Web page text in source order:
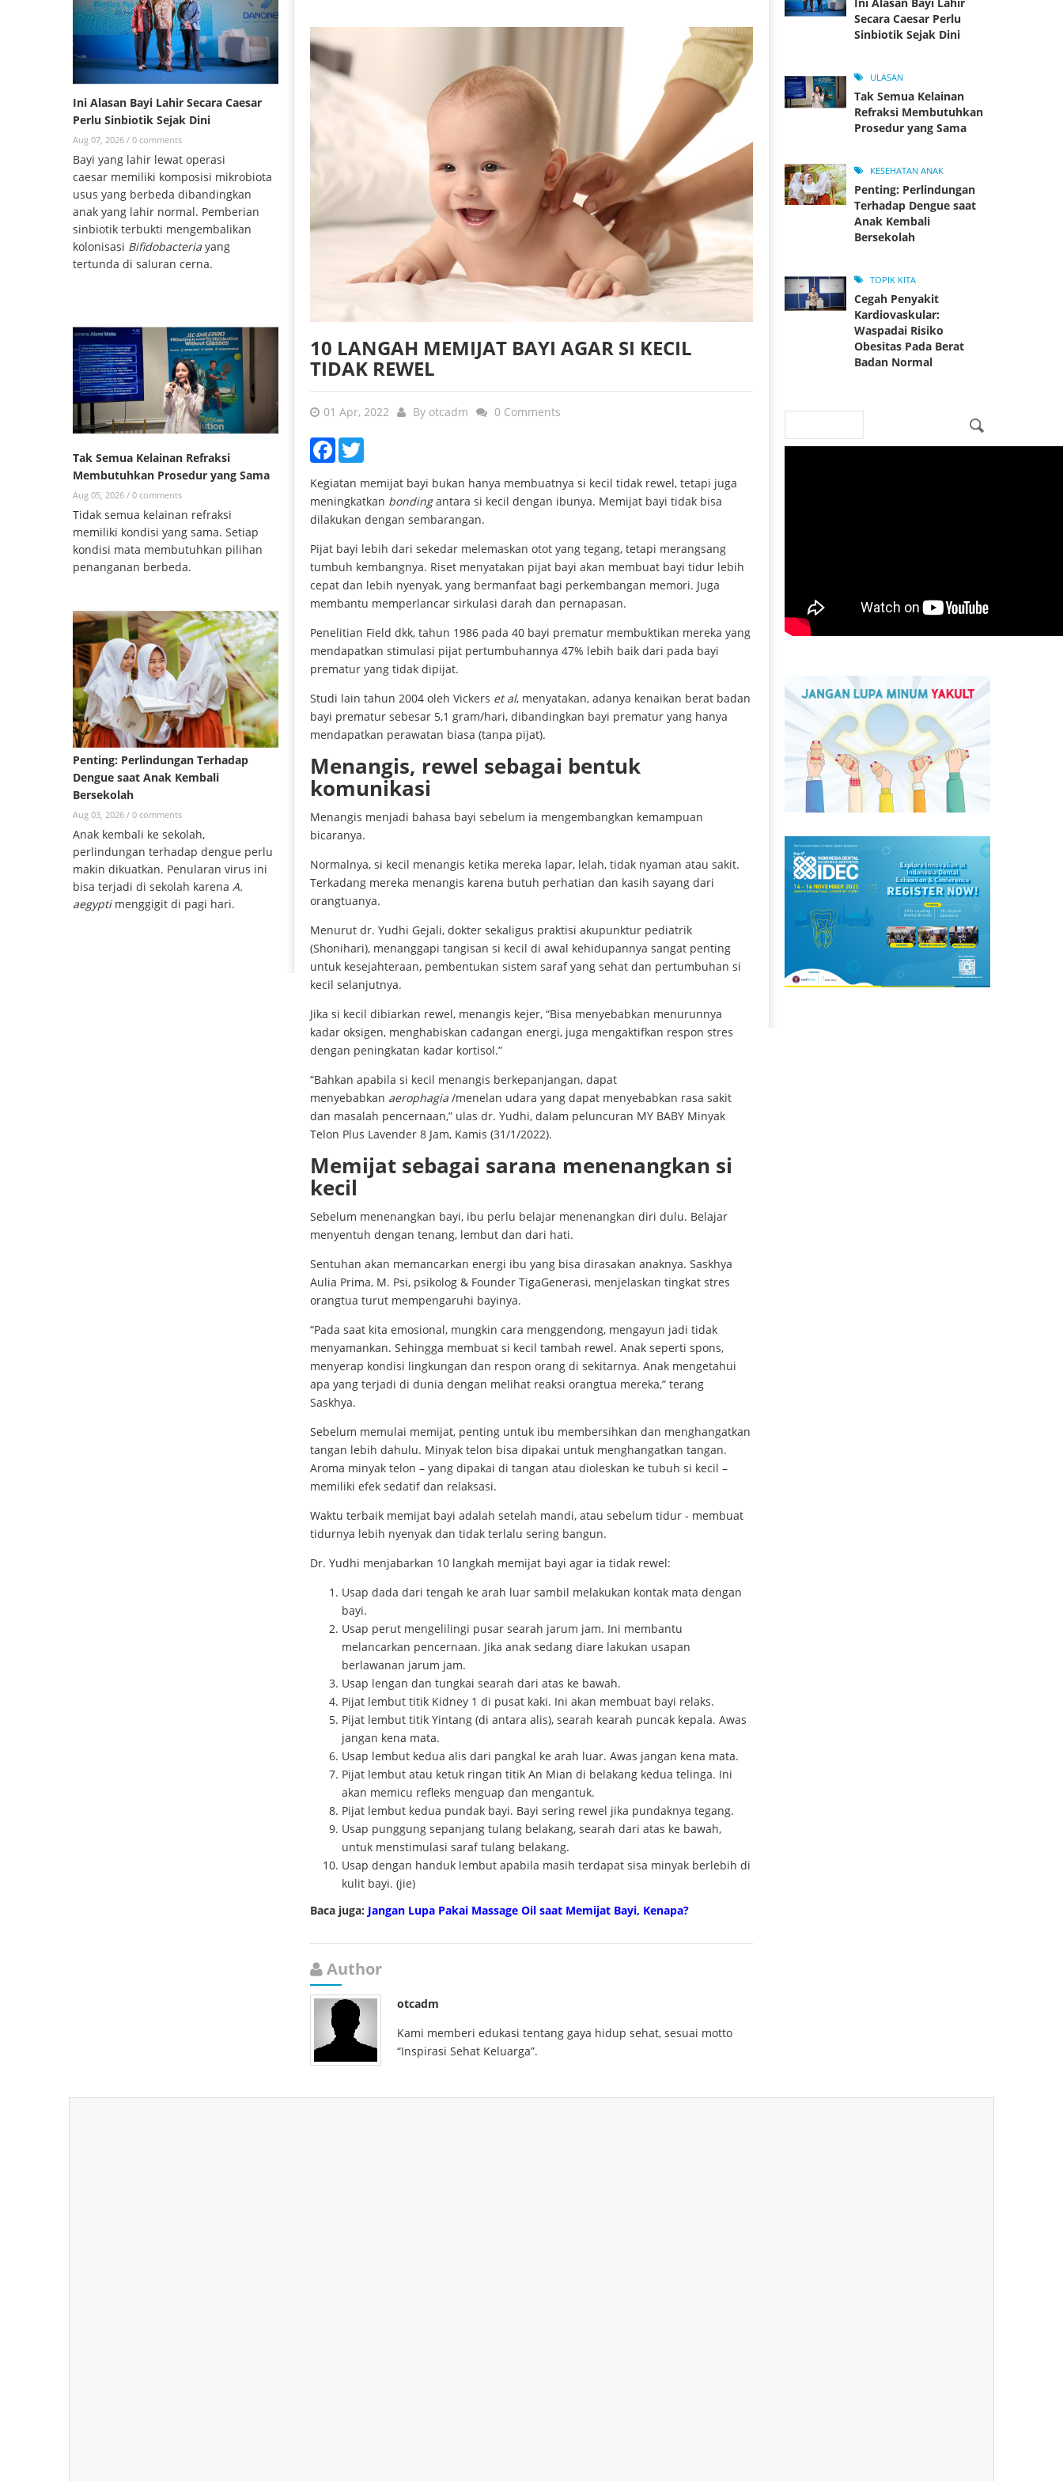
10 LANGAH MEMIJAT BAYI AGAR SI KECIL
TIDAK REWEL
01 Apr, 2022 By otcadm 0 Comments
Facebook
Kegiatan memijat bayi bukan hanya membuatnya si kecil tidak rewel, tetapi juga
meningkatkan bondingantara si kecil dengan ibunya. Memijat bayi tidak bisa
dilakukan dengan sembarangan.
Pijat bayi lebih dari sekedar melemaskan otot yang tegang, tetapi merangsang
tumbuh kembangnya. Riset menyatakan pijat bayi akan membuat bayi tidur lebih
cepat dan lebih nyenyak, yang bermanfaat bagi perkembangan memori. Juga
membantu memperlancar sirkulasi darah dan pernapasan.
Penelitian Field dkk, tahun 1986 pada 40 bayi prematur membuktikan mereka yang
mendapatkan stimulasi pijat pertumbuhannya 47% lebih baik dari pada bayi
prematur yang tidak dipijat.
Studi lain tahun 2004 oleh Vickers et al, menyatakan, adanya kenaikan berat badan
bayi prematur sebesar 5,1 gram/hari, dibandingkan bayi prematur yang hanya
mendapatkan perawatan biasa (tanpa pijat).
Menangis, rewel sebagai bentuk
komunikasi
Menangis menjadi bahasa bayi sebelum ia mengembangkan kemampuan
bicaranya.
Normalnya, si kecil menangis ketika mereka lapar, lelah, tidak nyaman atau sakit.
Terkadang mereka menangis karena butuh perhatian dan kasih sayang dari
orangtuanya.
Menurut dr. Yudhi Gejali, dokter sekaligus praktisi akupunktur pediatrik
(Shonihari), menanggapi tangisan si kecil di awal kehidupannya sangat penting
untuk kesejahteraan, pembentukan sistem saraf yang sehat dan pertumbuhan si
kecil selanjutnya.
Jika si kecil dibiarkan rewel, menangis kejer, “Bisa menyebabkan menurunnya
kadar oksigen, menghabiskan cadangan energi, juga mengaktifkan respon stres
dengan peningkatan kadar kortisol.”
“Bahkan apabila si kecil menangis berkepanjangan, dapat
menyebabkan aerophagia /menelan udara yang dapat menyebabkan rasa sakit
dan masalah pencernaan,” ulas dr. Yudhi, dalam peluncuran MY BABY Minyak
Telon Plus Lavender 8 Jam, Kamis (31/1/2022).
Memijat sebagai sarana menenangkan si
kecil
Sebelum menenangkan bayi, ibu perlu belajar menenangkan diri dulu. Belajar
menyentuh dengan tenang, lembut dan dari hati.
Sentuhan akan memancarkan energi ibu yang bisa dirasakan anaknya. Saskhya
Aulia Prima, M. Psi, psikolog & Founder TigaGenerasi, menjelaskan tingkat stres
orangtua turut mempengaruhi bayinya.
“Pada saat kita emosional, mungkin cara menggendong, mengayun jadi tidak
menyamankan. Sehingga membuat si kecil tambah rewel. Anak seperti spons,
menyerap kondisi lingkungan dan respon orang di sekitarnya. Anak mengetahui
apa yang terjadi di dunia dengan melihat reaksi orangtua mereka,” terang
Saskhya.
Sebelum memulai memijat, penting untuk ibu membersihkan dan menghangatkan
tangan lebih dahulu. Minyak telon bisa dipakai untuk menghangatkan tangan.
Aroma minyak telon – yang dipakai di tangan atau dioleskan ke tubuh si kecil –
memiliki efek sedatif dan relaksasi.
Waktu terbaik memijat bayi adalah setelah mandi, atau sebelum tidur - membuat
tidurnya lebih nyenyak dan tidak terlalu sering bangun.
Dr. Yudhi menjabarkan 10 langkah memijat bayi agar ia tidak rewel:
Usap dada dari tengah ke arah luar sambil melakukan kontak mata dengan
bayi.
Usap perut mengelilingi pusar searah jarum jam. Ini membantu
melancarkan pencernaan. Jika anak sedang diare lakukan usapan
berlawanan jarum jam.
Usap lengan dan tungkai searah dari atas ke bawah.
Pijat lembut titik Kidney 1 di pusat kaki. Ini akan membuat bayi relaks.
Pijat lembut titik Yintang (di antara alis), searah kearah puncak kepala. Awas
jangan kena mata.
Usap lembut kedua alis dari pangkal ke arah luar. Awas jangan kena mata.
Pijat lembut atau ketuk ringan titik An Mian di belakang kedua telinga. Ini
akan memicu refleks menguap dan mengantuk.
Pijat lembut kedua pundak bayi. Bayi sering rewel jika pundaknya tegang.
Usap punggung sepanjang tulang belakang, searah dari atas ke bawah,
untuk menstimulasi saraf tulang belakang.
Usap dengan handuk lembut apabila masih terdapat sisa minyak berlebih di
kulit bayi. (jie)
Baca juga: Jangan Lupa Pakai Massage Oil saat Memijat Bayi, Kenapa?
Author
otcadm
Kami memberi edukasi tentang gaya hidup sehat, sesuai motto
“Inspirasi Sehat Keluarga”.
Ini Alasan Bayi Lahir Secara Caesar
Perlu Sinbiotik Sejak Dini
Aug 07, 2026 / 0 comments
Bayi yang lahir lewat operasi
caesar memiliki komposisi mikrobiota
usus yang berbeda dibandingkan
anak yang lahir normal. Pemberian
sinbiotik terbukti mengembalikan
kolonisasi Bifidobacteria yang
tertunda di saluran cerna.
Tak Semua Kelainan Refraksi
Membutuhkan Prosedur yang Sama
Aug 05, 2026 / 0 comments
Tidak semua kelainan refraksi
memiliki kondisi yang sama. Setiap
kondisi mata membutuhkan pilihan
penanganan berbeda.
Penting: Perlindungan Terhadap
Dengue saat Anak Kembali
Bersekolah
Aug 03, 2026 / 0 comments
Anak kembali ke sekolah,
perlindungan terhadap dengue perlu
makin dikuatkan. Penularan virus ini
bisa terjadi di sekolah karena A.
aegyptimenggigit di pagi hari.
Secara Caesar Perlu
Sinbiotik Sejak Dini
ULASAN
Tak Semua Kelainan
Refraksi Membutuhkan
Prosedur yang Sama
KESEHATAN ANAK
Penting: Perlindungan
Terhadap Dengue saat
Anak Kembali
Bersekolah
TOPIK KITA
Cegah Penyakit
Kardiovaskular:
Waspadai Risiko
Obesitas Pada Berat
Badan Normal